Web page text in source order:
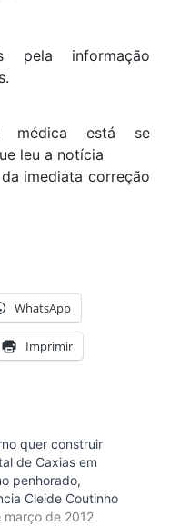
pela informação
médica está se
leu a notícia
imediata correção
WhatsApp
Imprimir
quer construir
de Caxias em
penhorado,
Cleide Coutinho
março de 2012